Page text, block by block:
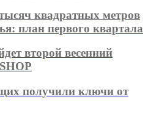
квадратных метров
план первого квартала
второй весенний
получили ключи от